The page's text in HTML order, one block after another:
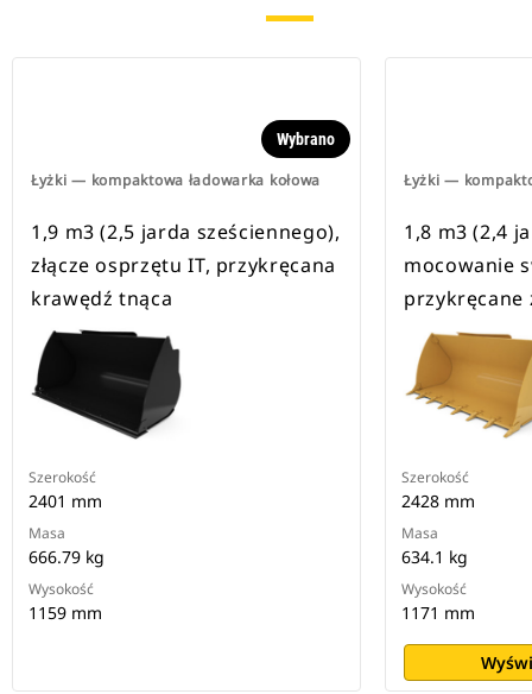
Łyżki — kompaktowa ładowarka kołowa
Wybrano
1,9 m3 (2,5 jarda sześciennego),
złącze osprzętu IT, przykręcana
krawędź tnąca
Szerokość
2401 mm
Masa
666.79 kg
Wysokość
1159 mm
Łyżki —
1,8 m3 (2,4
mocowanie
przykręcane
Szerokość
2428 mm
Masa
634.1 kg
Wysokość
1171 mm